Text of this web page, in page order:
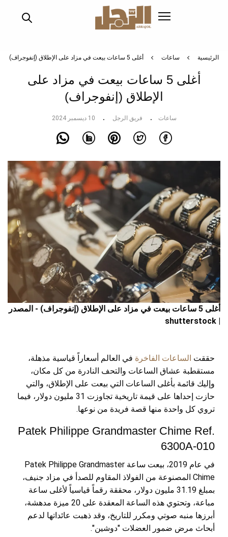
الرئيسية ساعات أغلى 5 ساعات بيعت في مزاد على الإطلاق (إنفوجراف)
أغلى 5 ساعات بيعت في مزاد على
الإطلاق (إنفوجراف)
ساعات فريق الرجل 10 ديسمبر 2024
أغلى 5 ساعات بيعت في مزاد على الإطلاق (إنفوجراف) - المصدر
حققت الساعات الفاخرة في العالم أسعاراً قياسية مذهلة،
مستقطبة عشاق الساعات والتحف النادرة من كل مكان،
وإليك قائمة بأغلى الساعات التي بيعت على الإطلاق، والتي
حازت إحداها على قيمة تاريخية تجاوزت 31 مليون دولار، فيما
تروي كل واحدة منها قصة فريدة من نوعها.
Patek Philippe Grandmaster Chime Ref.
6300A-010
في عام 2019، بيعت ساعة Patek Philippe Grandmaster
Chime المصنوعة من الفولاذ المقاوم للصدأ في مزاد جنيف،
بمبلغ 31.19 مليون دولار، محققة رقماً قياسياً لأغلى ساعة
مباعة، وتحتوي هذه الساعة المعقدة على 20 ميزة مدهشة،
أبرزها منبه صوتي ومكرر للتاريخ، وقد ذهبت عائداتها لدعم
أبحاث مرض ضمور العضلات "دوشين".